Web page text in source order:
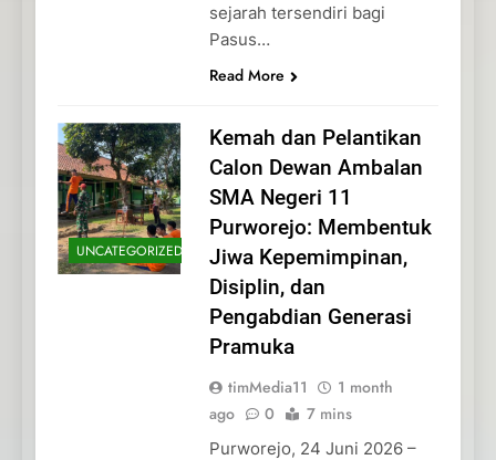
sejarah tersendiri bagi
Pasus…
Read More
UNCATEGORIZED
Kemah dan Pelantikan
Calon Dewan Ambalan
SMA Negeri 11
Purworejo: Membentuk
Jiwa Kepemimpinan,
Disiplin, dan
Pengabdian Generasi
Pramuka
timMedia11
1 month
ago
0 7 mins
Purworejo, 24 Juni 2026 –